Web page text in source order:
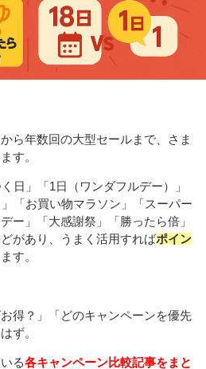
ら年数回の大型セールまで、さま
す。
日」「1日（ワンダフルデー）」
「お買い物マラソン」「スーパー
ー」「大感謝祭」「勝ったら倍」
があり、うまく活用すればポイン
す。
得？」「どのキャンペーンを優先
ず。
る各キャンペーン比較記事をまと